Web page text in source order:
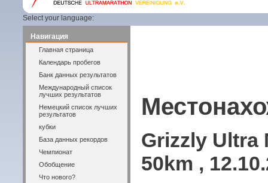
Select your language:
Навигация
Главная страница
Календарь пробегов
Банк данных результатов
Международный список
лучших результатов
Немецкий список лучших
результатов
кубки
База данных рекордов
Чемпионат
Обобщение
Что нового?
Grizzly Ultra
50km ,